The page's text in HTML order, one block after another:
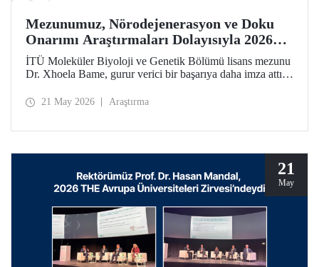
Mezunumuz, Nörodejenerasyon ve Doku
Onarımı Araştırmaları Dolayısıyla 2026
Forbes 30 Altı 30 Listesinde!
İTÜ Moleküler Biyoloji ve Genetik Bölümü lisans mezunu
Dr. Xhoela Bame, gurur verici bir başarıya daha imza attı.
çalışmaları dolayısıyla Forbes dergisinin “2026 Avrupa’nın
21 May 2026 Araştırma
21
May